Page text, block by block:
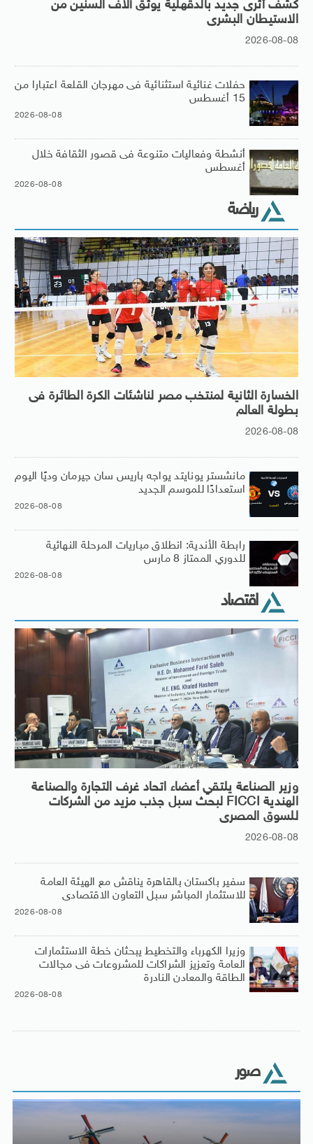
كشف أثرى جديد بالدقهلية يوثق آلاف السنين من
الاستيطان البشرى
2026-08-08
حفلات غنائية استثنائية فى مهرجان القلعة اعتبارا من
15 أغسطس
2026-08-08
أنشطة وفعاليات متنوعة فى قصور الثقافة خلال
أغسطس
2026-08-08
رياضة
الخسارة الثانية لمنتخب مصر لناشئات الكرة الطائرة فى
بطولة العالم
2026-08-08
مانشستر يونايتد يواجه باريس سان جيرمان وديًا اليوم
استعدادًا للموسم الجديد
2026-08-08
رابطة الأندية: انطلاق مباريات المرحلة النهائية
للدوري الممتاز 8 مارس
2026-08-08
اقتصاد
وزير الصناعة يلتقي أعضاء اتحاد غرف التجارة والصناعة
الهندية FICCI لبحث سبل جذب مزيد من الشركات
للسوق المصرى
2026-08-08
سفير باكستان بالقاهرة يناقش مع الهيئة العامة
للاستثمار المباشر سبل التعاون الاقتصادى
2026-08-08
وزيرا الكهرباء والتخطيط يبحثان خطة الاستثمارات
العامة وتعزيز الشراكات للمشروعات فى مجالات
الطاقة والمعادن النادرة
2026-08-08
صور